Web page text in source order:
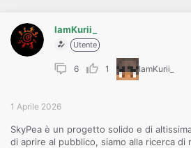
e
IamKurii_
Utente
6 1 IamKurii_
1 Aprile 2026
SkyPea è un progetto solido e di
di aprire al pubblico, siamo alla ricerca